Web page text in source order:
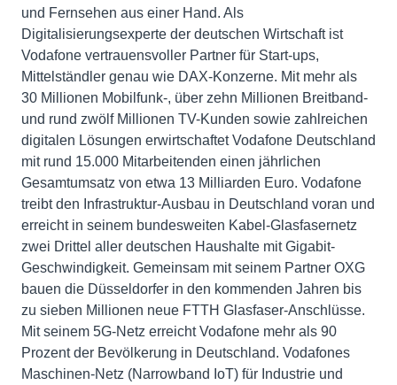
und Fernsehen aus einer Hand. Als
Digitalisierungsexperte der deutschen Wirtschaft ist
Vodafone vertrauensvoller Partner für Start-ups,
Mittelständler genau wie DAX-Konzerne. Mit mehr als
30 Millionen Mobilfunk-, über zehn Millionen Breitband-
und rund zwölf Millionen TV-Kunden sowie zahlreichen
digitalen Lösungen erwirtschaftet Vodafone Deutschland
mit rund 15.000 Mitarbeitenden einen jährlichen
Gesamtumsatz von etwa 13 Milliarden Euro. Vodafone
treibt den Infrastruktur-Ausbau in Deutschland voran und
erreicht in seinem bundesweiten Kabel-Glasfasernetz
zwei Drittel aller deutschen Haushalte mit Gigabit-
Geschwindigkeit. Gemeinsam mit seinem Partner OXG
bauen die Düsseldorfer in den kommenden Jahren bis
zu sieben Millionen neue FTTH Glasfaser-Anschlüsse.
Mit seinem 5G-Netz erreicht Vodafone mehr als 90
Prozent der Bevölkerung in Deutschland. Vodafones
Maschinen-Netz (Narrowband IoT) für Industrie und